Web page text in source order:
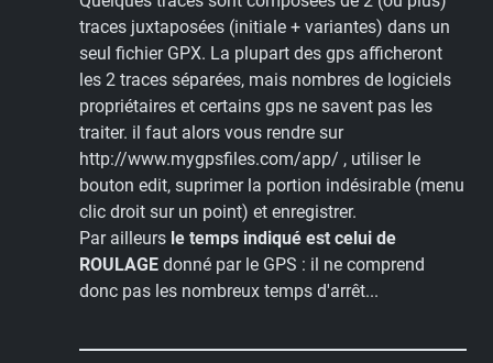
traces juxtaposées (initiale + variantes) dans un
seul fichier GPX. La plupart des gps afficheront
les 2 traces séparées, mais nombres de logiciels
propriétaires et certains gps ne savent pas les
traiter. il faut alors vous rendre sur
http://www.mygpsfiles.com/app/ , utiliser le
bouton edit, suprimer la portion indésirable (menu
clic droit sur un point) et enregistrer.
Par ailleurs le temps indiqué est celui de
ROULAGE donné par le GPS : il ne comprend
donc pas les nombreux temps d'arrêt...